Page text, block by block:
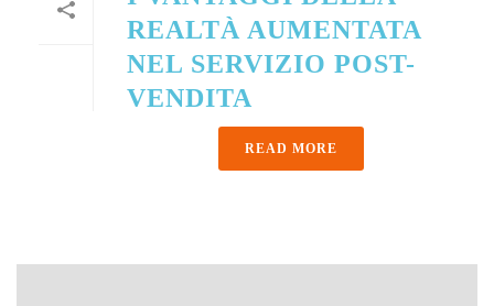
REALTÀ AUMENTATA
NEL SERVIZIO POST-
VENDITA
READ MORE